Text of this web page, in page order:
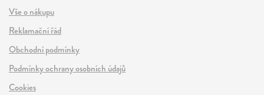
Vše o nákupu
Reklamační řád
Obchodní podmínky
Podmínky ochrany osobních údajů
Cookies